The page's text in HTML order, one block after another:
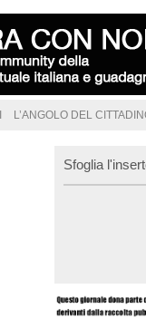
L’ANGOLO DEL
Sfoglia